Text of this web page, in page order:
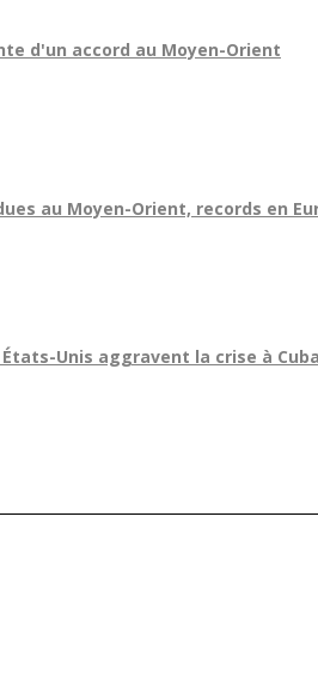
d'un accord au Moyen-Orient
au Moyen-Orient, records en
Unis aggravent la crise à Cuba